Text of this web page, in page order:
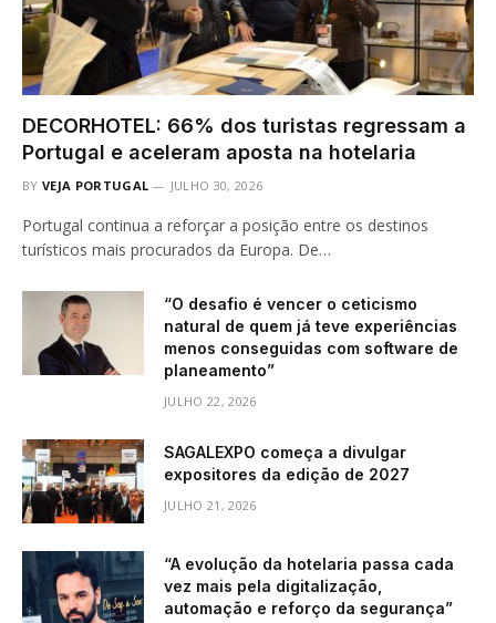
DECORHOTEL: 66% dos turistas regressam a
Portugal e aceleram aposta na hotelaria
BY VEJA PORTUGAL JULHO 30, 2026
Portugal continua a reforçar a posição entre os destinos
turísticos mais procurados da Europa. De…
“O desafio é vencer o ceticismo
natural de quem já teve experiências
menos conseguidas com software de
planeamento”
JULHO 22, 2026
SAGALEXPO começa a divulgar
expositores da edição de 2027
JULHO 21, 2026
“A evolução da hotelaria passa cada
vez mais pela digitalização,
automação e reforço da segurança”